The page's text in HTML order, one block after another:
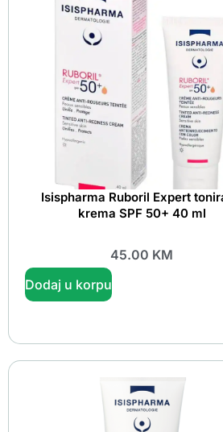
Isispharma Ruboril Expert
krema SPF 50+ 40 ml
45.00 KM
Dodaj u korpu